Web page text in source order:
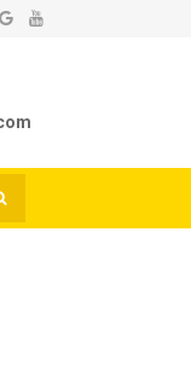
Uy Tín - Chất Lượng